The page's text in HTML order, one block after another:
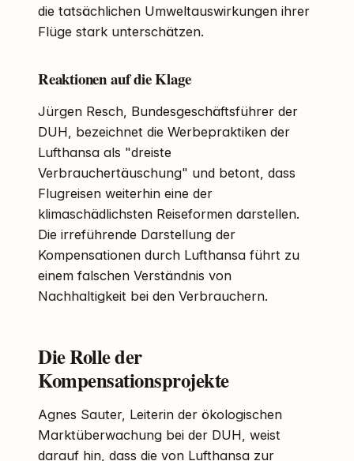
die tatsächlichen Umweltauswirkungen ihrer
Flüge stark unterschätzen.
Reaktionen auf die Klage
Jürgen Resch, Bundesgeschäftsführer der
DUH, bezeichnet die Werbepraktiken der
Lufthansa als "dreiste
Verbrauchertäuschung" und betont, dass
Flugreisen weiterhin eine der
klimaschädlichsten Reiseformen darstellen.
Die irreführende Darstellung der
Kompensationen durch Lufthansa führt zu
einem falschen Verständnis von
Nachhaltigkeit bei den Verbrauchern.
Die Rolle der
Kompensationsprojekte
Agnes Sauter, Leiterin der ökologischen
Marktüberwachung bei der DUH, weist
darauf hin, dass die von Lufthansa zur